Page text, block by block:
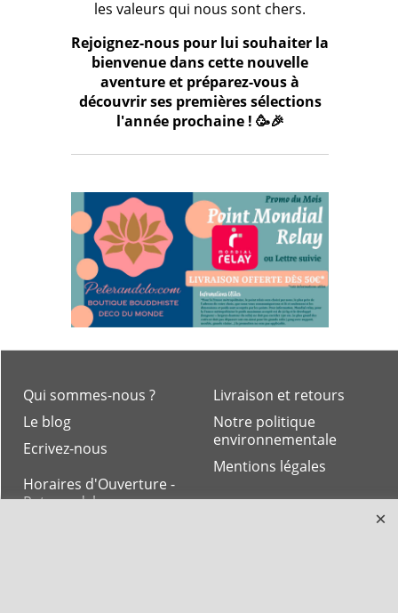
les valeurs qui nous sont chers.
Rejoignez-nous pour lui souhaiter la
bienvenue dans cette nouvelle
aventure et préparez-vous à
découvrir ses premières sélections
l'année prochaine ! 🥳🎉
Livraison et retours
Notre politique
environnementale
Mentions légales
Qui sommes-nous ?
Le blog
Ecrivez-nous
Horaires d'Ouverture -
Peterandclo.com